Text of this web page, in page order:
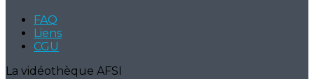
FAQ
Liens
CGU
La vidéothèque AFSI